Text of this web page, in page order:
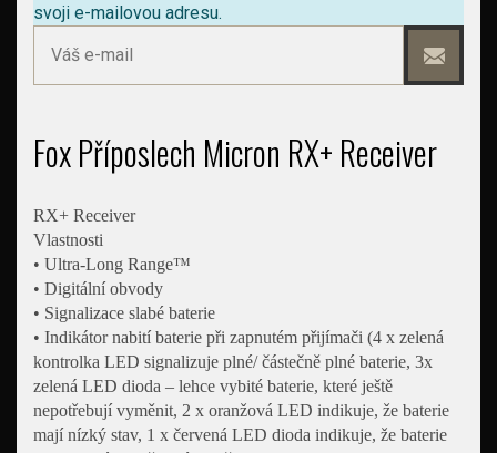
svoji e-mailovou adresu.
Fox Příposlech Micron RX+ Receiver
RX+ Receiver
Vlastnosti
• Ultra-Long Range™
• Digitální obvody
• Signalizace slabé baterie
• Indikátor nabití baterie při zapnutém přijímači (4 x zelená
kontrolka LED signalizuje plné/ částečně plné baterie, 3x
zelená LED dioda – lehce vybité baterie, které ještě
nepotřebují vyměnit, 2 x oranžová LED indikuje, že baterie
mají nízký stav, 1 x červená LED dioda indikuje, že baterie